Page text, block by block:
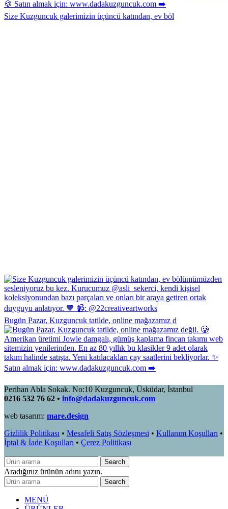
Size Kuzguncuk galerimizin üçüncü katından, ev böl
Bugün Pazar, Kuzguncuk tatilde, online mağazamız d
Perihan Abla Sokak. No:10 Kuzguncuk, Üsküdar, İstanbul
0216 532 76 62 • info@dadakuzguncuk.com
web tasarım: mare.design
Gizlilik Politikası • Mesafeli Satış Sözleşmesi • Kullanım Koşulları •
İptal & İade Koşulları • Çerez Politikası
Search
Aradığınız ürünün adını yazın.
Search
MENÜ